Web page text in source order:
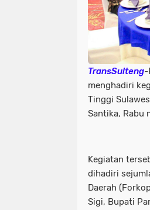
TransSulteng-
menghadiri
Tinggi
Santika, Rabu
Kegiatan
dihadiri
Daerah
Sigi, Bupati